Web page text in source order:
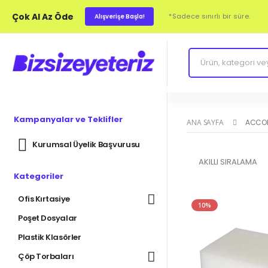
Çok Al Az Öde Alışverişe Başla! *Sadece sınırlı bir süre.
Kampanyalar ve Teklifler
Kurumsal Üyelik Başvurusu
Kategoriler
Ofis Kırtasiye
Poşet Dosyalar
Plastik Klasörler
Çöp Torbaları
ANA SAYFA
10%